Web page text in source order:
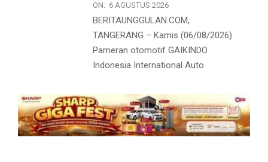
ON: 6 AGUSTUS 2026
BERITAUNGGULAN.COM,
TANGERANG – Kamis (06/08/2026)
Pameran otomotif GAIKINDO
Indonesia International Auto